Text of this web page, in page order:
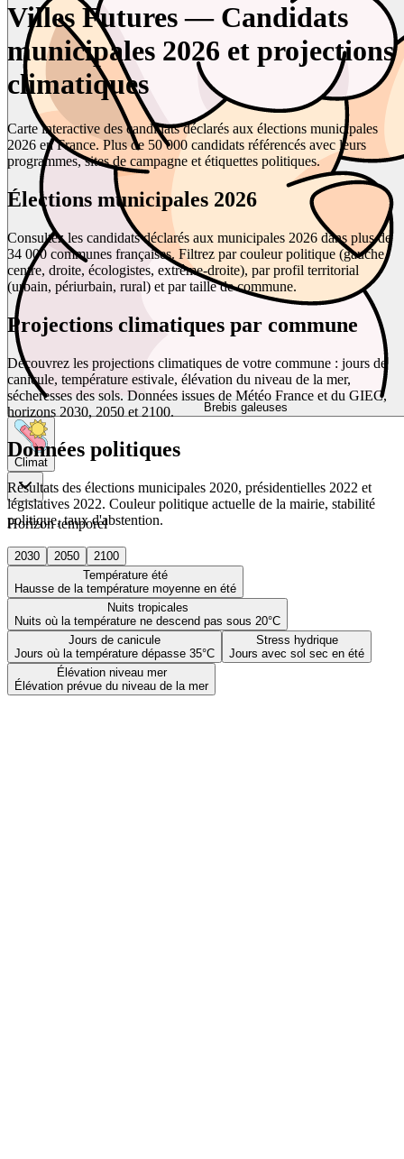
Brebis galeuses
Climat
Horizon temporel
2030 2050
2100
Température été
Hausse de la température moyenne en été
Nuits tropicales
Nuits où la température ne descend pas sous 20°C
Jours de canicule
Jours où la température dépasse 35°C
Stress hydrique
Jours avec sol sec en été
Élévation niveau mer
Élévation prévue du niveau de la mer
Villes Futures — Candidats
municipales 2026 et projections
climatiques
Carte interactive des candidats déclarés aux élections municipales
2026 en France. Plus de 50 000 candidats référencés avec leurs
programmes, sites de campagne et étiquettes politiques.
Élections municipales 2026
Consultez les candidats déclarés aux municipales 2026 dans plus de
34 000 communes françaises. Filtrez par couleur politique (gauche,
centre, droite, écologistes, extrême-droite), par profil territorial
(urbain, périurbain, rural) et par taille de commune.
Projections climatiques par commune
Découvrez les projections climatiques de votre commune : jours de
canicule, température estivale, élévation du niveau de la mer,
sécheresses des sols. Données issues de Météo France et du GIEC,
horizons 2030, 2050 et 2100.
Données politiques
Résultats des élections municipales 2020, présidentielles 2022 et
législatives 2022. Couleur politique actuelle de la mairie, stabilité
politique, taux d'abstention.